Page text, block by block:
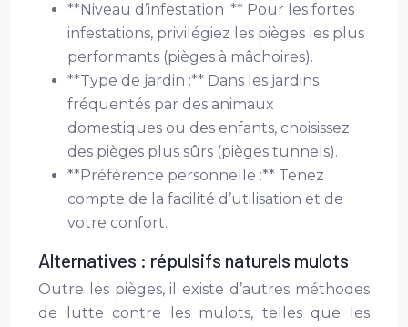
**Niveau d’infestation :** Pour les fortes
infestations, privilégiez les pièges les plus
performants (pièges à mâchoires).
**Type de jardin :** Dans les jardins
fréquentés par des animaux
domestiques ou des enfants, choisissez
des pièges plus sûrs (pièges tunnels).
**Préférence personnelle :** Tenez
compte de la facilité d’utilisation et de
votre confort.
Alternatives : répulsifs naturels mulots
Outre les pièges, il existe d’autres méthodes
de lutte contre les mulots, telles que les